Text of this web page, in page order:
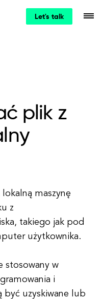
Let's talk
plik z
maszynę
z
takiego jak pod
użytkownika.
stosowany w
i
być uzyskiwane lub